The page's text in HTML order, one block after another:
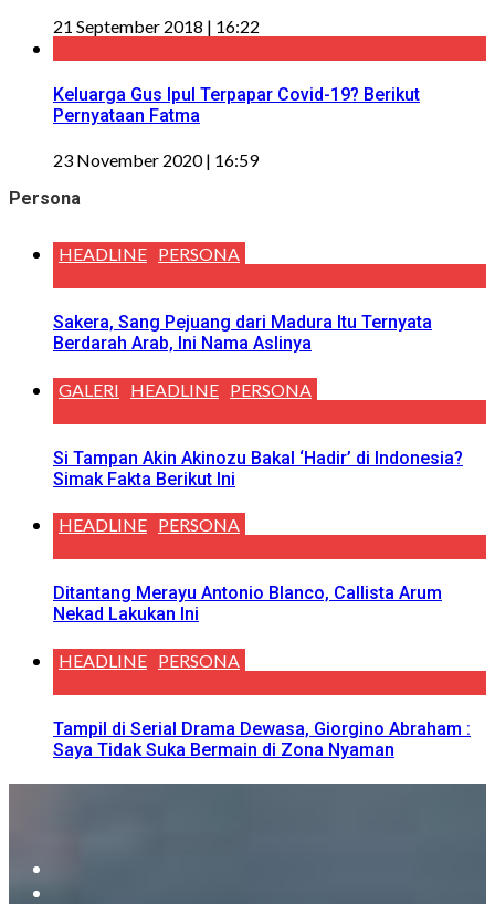
21 September 2018 | 16:22
Keluarga Gus Ipul Terpapar Covid-19? Berikut
Pernyataan Fatma
23 November 2020 | 16:59
Persona
HEADLINE PERSONA
Sakera, Sang Pejuang dari Madura Itu Ternyata
Berdarah Arab, Ini Nama Aslinya
GALERI HEADLINE PERSONA
Si Tampan Akin Akinozu Bakal ‘Hadir’ di Indonesia?
Simak Fakta Berikut Ini
HEADLINE PERSONA
Ditantang Merayu Antonio Blanco, Callista Arum
Nekad Lakukan Ini
HEADLINE PERSONA
Tampil di Serial Drama Dewasa, Giorgino Abraham :
Saya Tidak Suka Bermain di Zona Nyaman